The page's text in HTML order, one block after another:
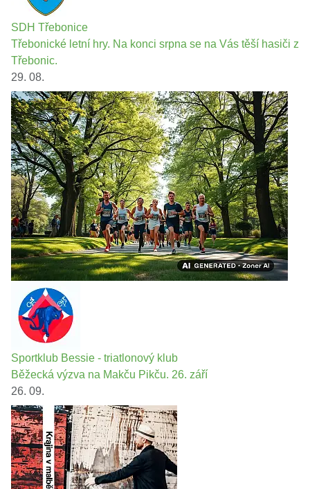
SDH Třebonice
Třebonické letní hry. Na konci srpna se na Vás těší hasiči z
Třebonic.
29. 08.
Sportklub Bessie - triatlonový klub
Běžecká výzva na Makču Pikču. 26. září
26. 09.